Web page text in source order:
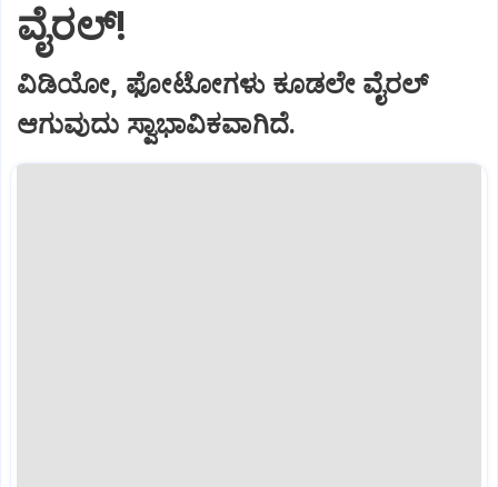
ವೈರಲ್!
ವಿಡಿಯೋ, ಫೋಟೋಗಳು ಕೂಡಲೇ ವೈರಲ್
ಆಗುವುದು ಸ್ವಾಭಾವಿಕವಾಗಿದೆ.